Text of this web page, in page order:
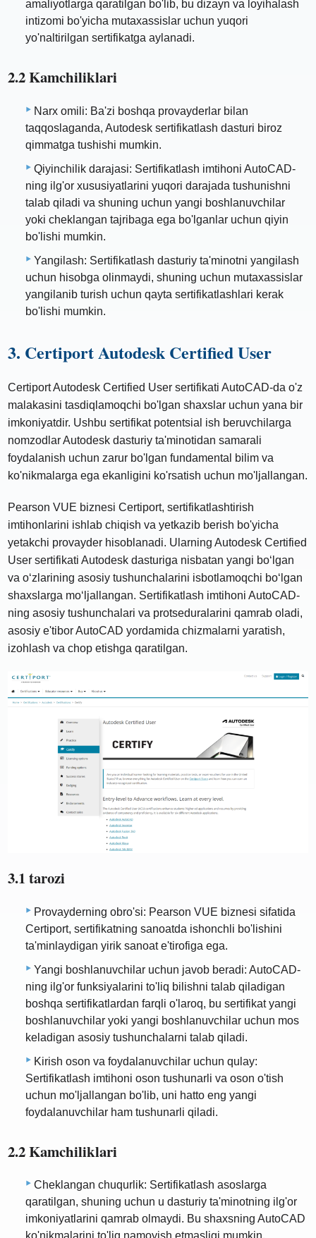
amaliyotlarga qaratilgan bo'lib, bu dizayn va loyihalash
intizomi bo'yicha mutaxassislar uchun yuqori
yo'naltirilgan sertifikatga aylanadi.
2.2 Kamchiliklari
Narx omili: Ba'zi boshqa provayderlar bilan
taqqoslaganda, Autodesk sertifikatlash dasturi biroz
qimmatga tushishi mumkin.
Qiyinchilik darajasi: Sertifikatlash imtihoni AutoCAD-
ning ilg'or xususiyatlarini yuqori darajada tushunishni
talab qiladi va shuning uchun yangi boshlanuvchilar
yoki cheklangan tajribaga ega bo'lganlar uchun qiyin
bo'lishi mumkin.
Yangilash: Sertifikatlash dasturiy ta'minotni yangilash
uchun hisobga olinmaydi, shuning uchun mutaxassislar
yangilanib turish uchun qayta sertifikatlashlari kerak
bo'lishi mumkin.
3. Certiport Autodesk Certified User
Certiport Autodesk Certified User sertifikati AutoCAD-da o'z
malakasini tasdiqlamoqchi bo'lgan shaxslar uchun yana bir
imkoniyatdir. Ushbu sertifikat potentsial ish beruvchilarga
nomzodlar Autodesk dasturiy ta'minotidan samarali
foydalanish uchun zarur bo'lgan fundamental bilim va
ko'nikmalarga ega ekanligini ko'rsatish uchun mo'ljallangan.
Pearson VUE biznesi Certiport, sertifikatlashtirish
imtihonlarini ishlab chiqish va yetkazib berish bo'yicha
yetakchi provayder hisoblanadi. Ularning Autodesk Certified
User sertifikati Autodesk dasturiga nisbatan yangi boʻlgan
va oʻzlarining asosiy tushunchalarini isbotlamoqchi boʻlgan
shaxslarga moʻljallangan. Sertifikatlash imtihoni AutoCAD-
ning asosiy tushunchalari va protseduralarini qamrab oladi,
asosiy e'tibor AutoCAD yordamida chizmalarni yaratish,
izohlash va chop etishga qaratilgan.
3.1 tarozi
Provayderning obro'si: Pearson VUE biznesi sifatida
Certiport, sertifikatning sanoatda ishonchli bo'lishini
ta'minlaydigan yirik sanoat e'tirofiga ega.
Yangi boshlanuvchilar uchun javob beradi: AutoCAD-
ning ilg'or funksiyalarini to'liq bilishni talab qiladigan
boshqa sertifikatlardan farqli o'laroq, bu sertifikat yangi
boshlanuvchilar yoki yangi boshlanuvchilar uchun mos
keladigan asosiy tushunchalarni talab qiladi.
Kirish oson va foydalanuvchilar uchun qulay:
Sertifikatlash imtihoni oson tushunarli va oson o'tish
uchun mo'ljallangan bo'lib, uni hatto eng yangi
foydalanuvchilar ham tushunarli qiladi.
2.2 Kamchiliklari
Cheklangan chuqurlik: Sertifikatlash asoslarga
qaratilgan, shuning uchun u dasturiy ta'minotning ilg'or
imkoniyatlarini qamrab olmaydi. Bu shaxsning AutoCAD